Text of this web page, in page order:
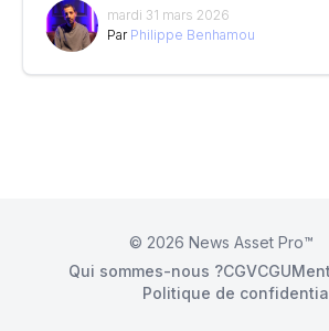
mardi 31 mars 2026
Par Philippe Benhamou
© 2026 News Asset Pro™
Qui sommes-nous ?CGVCGU
Politique de